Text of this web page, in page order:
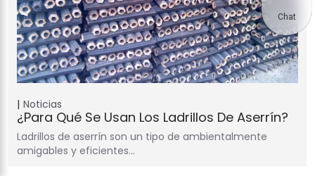
Noticias
¿Para Qué Se Usan Los Ladrillos De Aserrín?
Ladrillos de aserrín son un tipo de ambientalmente
amigables y eficientes…
Chat